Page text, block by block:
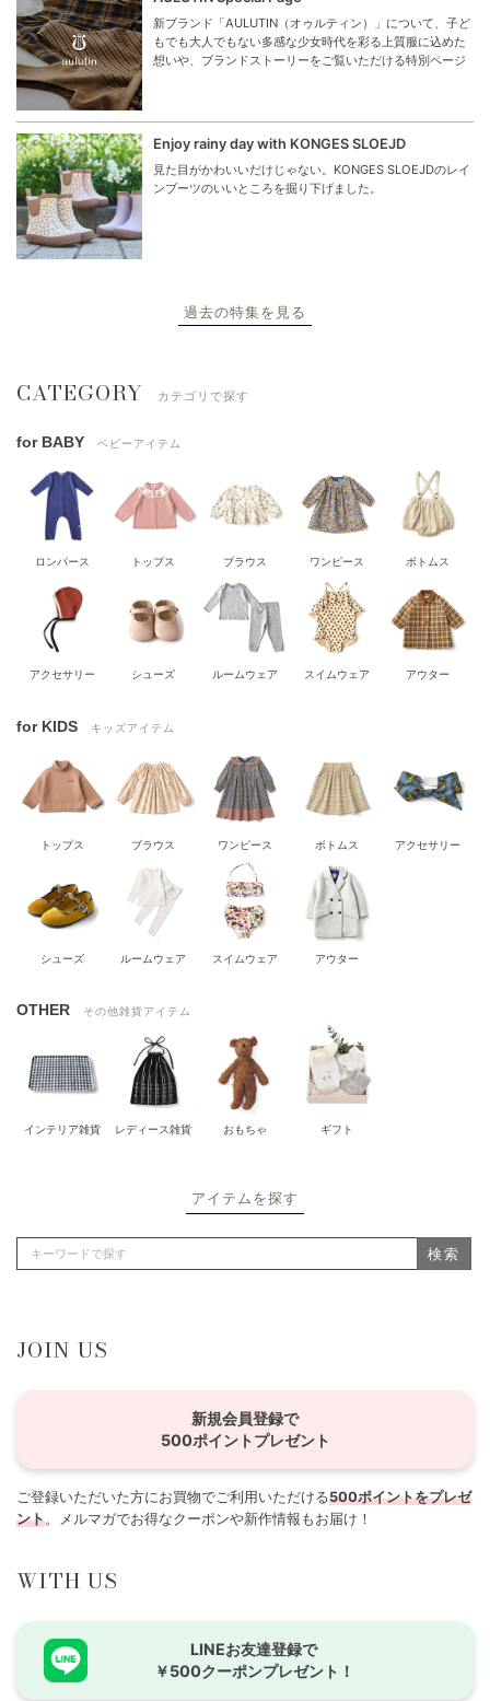
新ブランド「AULUTIN（オゥルティン）」について、子ど
もでも大人でもない多感な少女時代を彩る上質服に込めた
想いや、ブランドストーリーをご覧いただける特別ページ
Enjoy rainy day with KONGES SLOEJD
見た目がかわいいだけじゃない。KONGES SLOEJDのレイ
ンブーツのいいところを掘り下げました。
過去の特集を見る
CATEGORY カテゴリで探す
for BABY ベビーアイテム
ロンパース トップス ブラウス ワンピース ボトムス
アクセサリー シューズ ルームウェア スイムウェア アウター
for KIDS キッズアイテム
トップス ブラウス ワンピース ボトムス アクセサリー
シューズ ルームウェア スイムウェア アウター
OTHER その他雑貨アイテム
インテリア雑貨 レディース雑貨 おもちゃ ギフト
アイテムを探す
検索
JOIN US
新規会員登録で
500ポイントプレゼント
ご登録いただいた方にお買物でご利用いただける500ポイントをプレゼ
ント。メルマガでお得なクーポンや新作情報もお届け！
WITH US
LINEお友達登録で
￥500クーポンプレゼント！